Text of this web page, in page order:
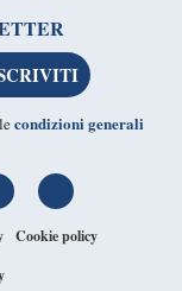
condizioni generali
Cookie policy